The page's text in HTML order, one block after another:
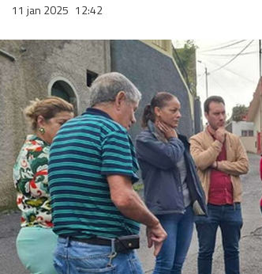
11 jan 2025 12:42